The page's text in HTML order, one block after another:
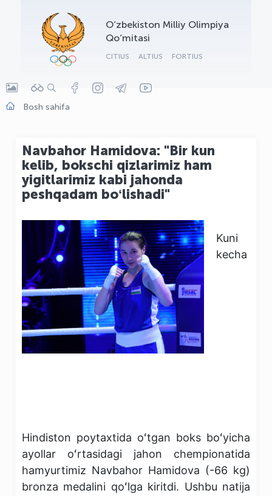
O‘zbekiston Milliy Olimpiya
Qo‘mitasi
CITIUS ALTIUS FORTIUS
Bosh sahifa
Navbahor Hamidova: "Bir kun
kelib, bokschi qizlarimiz ham
yigitlarimiz kabi jahonda
peshqadam boʻlishadi"
Kuni
kecha
Hindiston poytaxtida oʻtgan boks boʻyicha
ayollar oʻrtasidagi jahon chempionatida
hamyurtimiz Navbahor Hamidova (-66 kg)
bronza medalini qoʻlga kiritdi. Ushbu natija
OLYMPCHIK AI - yordamchi
Onlayn · olympic.uz